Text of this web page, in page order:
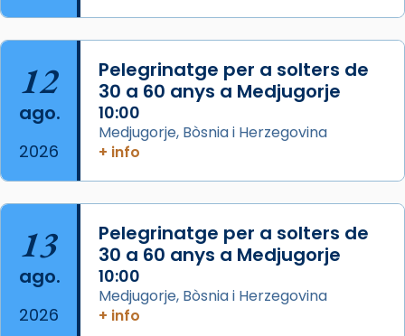
Segons el llibre dels Fets (12,2) fou el primer
apòstol màrtir, decapitat a Jerusalem per
Herodes Agripa (vers l'any 44).
Patró de Galícia, després de les invasions
musulmanes fou venerat com a patró dels
Regnes castellans i més tard de tota
Espanya.
Foto
View on Facebook ·
12
ago.
2026
Pelegrinatge per a solters de
30 a 60 anys a Medjugorje
10:00
Medjugorje, Bòsnia i Herzegovina
+ info
13
ago.
2026
Pelegrinatge per a solters de
30 a 60 anys a Medjugorje
10:00
Medjugorje, Bòsnia i Herzegovina
+ info